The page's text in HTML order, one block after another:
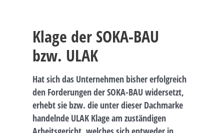
Klage der SOKA-BAU
bzw. ULAK
Hat sich das Unternehmen bisher erfolgreich
den Forderungen der SOKA-BAU widersetzt,
erhebt sie bzw. die unter dieser Dachmarke
handelnde ULAK Klage am zuständigen